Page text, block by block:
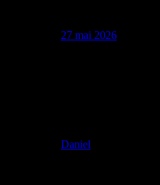
27 mai 2026
Daniel